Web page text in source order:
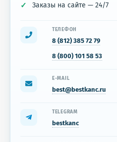
Заказы на сайте — 24/7
ТЕЛЕФОН
8 (812) 385 72 79
8 (800) 101 58 53
E-MAIL
best@bestkanc.ru
TELEGRAM
bestkanc